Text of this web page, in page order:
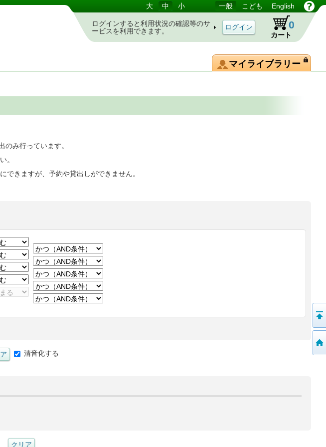
大 中 小 一般 こども English
ログインすると利用状況の確認等のサ
ービスを利用できます。
カート
0
マイライブラリー
み行っています。
。
できますが、予約や貸出しができません。
清音化する